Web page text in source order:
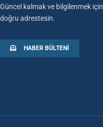
Güncel kalmak ve bilgilenmek için
doğru adrestesin.
HABER BÜLTENI